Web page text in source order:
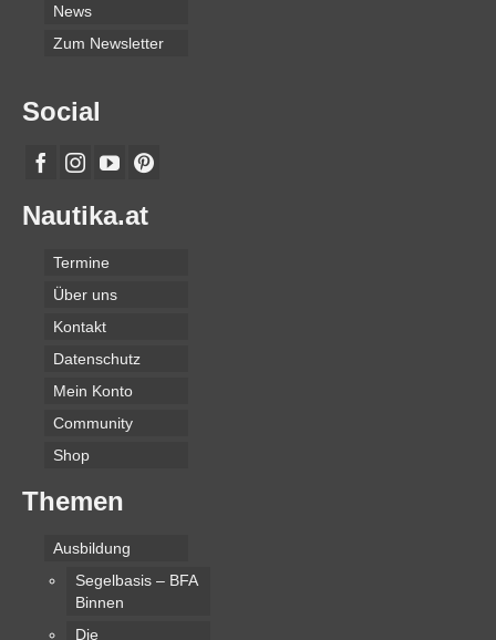
News
Zum Newsletter
Social
Nautika.at
Termine
Über uns
Kontakt
Datenschutz
Mein Konto
Community
Shop
Themen
Ausbildung
Segelbasis – BFA
Binnen
Die